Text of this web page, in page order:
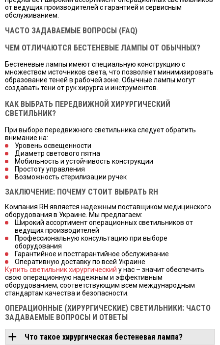
от ведущих производителей с гарантией и сервисным
обслуживанием.
ЧАСТО ЗАДАВАЕМЫЕ ВОПРОСЫ (FAQ)
ЧЕМ ОТЛИЧАЮТСЯ БЕСТЕНЕВЫЕ ЛАМПЫ ОТ ОБЫЧНЫХ?
Бестеневые лампы имеют специальную конструкцию с
множеством источников света, что позволяет минимизировать
образование теней в рабочей зоне. Обычные лампы могут
создавать тени от рук хирурга и инструментов.
КАК ВЫБРАТЬ ПЕРЕДВИЖНОЙ ХИРУРГИЧЕСКИЙ
СВЕТИЛЬНИК?
При выборе передвижного светильника следует обратить
внимание на:
Уровень освещенности
Диаметр светового пятна
Мобильность и устойчивость конструкции
Простоту управления
Возможность стерилизации ручек
ЗАКЛЮЧЕНИЕ: ПОЧЕМУ СТОИТ ВЫБРАТЬ RH
Компания RH является надежным поставщиком медицинского
оборудования в Украине. Мы предлагаем:
Широкий ассортимент операционных светильников от
ведущих производителей
Профессиональную консультацию при выборе
оборудования
Гарантийное и постгарантийное обслуживание
Оперативную доставку по всей Украине
Купить светильник хирургический у нас – значит обеспечить
свою операционную надежным и эффективным
оборудованием, соответствующим всем международным
стандартам качества и безопасности.
ОПЕРАЦИОННЫЕ (ХИРУРГИЧЕСКИЕ) СВЕТИЛЬНИКИ: ЧАСТО
ЗАДАВАЕМЫЕ ВОПРОСЫ И ОТВЕТЫ
Что такое хирургическая бестеневая лампа?